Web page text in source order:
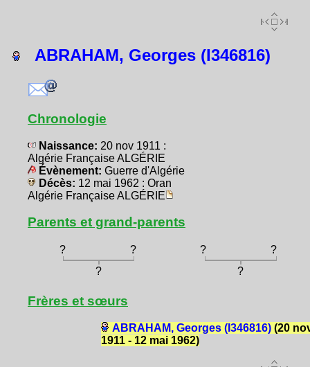
ABRAHAM, Georges (I346816)
Chronologie
Naissance: 20 nov 1911 :
Algérie Française ALGÉRIE
Évènement: Guerre d'Algérie
Décès: 12 mai 1962 : Oran
Algérie Française ALGÉRIE
Parents et grand-parents
? ? ?
?
?
?
Frères et sœurs
ABRAHAM, Georges (I346816)(20
1911 - 12 mai 1962)